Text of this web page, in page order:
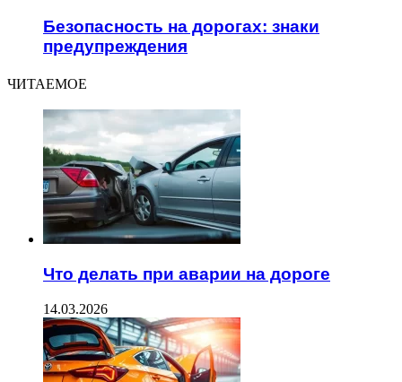
Безопасность на дорогах: знаки
предупреждения
ЧИТАЕМОЕ
Что делать при аварии на дороге
14.03.2026